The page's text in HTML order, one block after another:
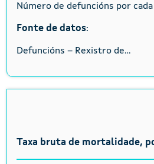
Número de defuncións por
Fonte de datos:
Defuncións – Rexistro de...
Taxa bruta de mortalidade,